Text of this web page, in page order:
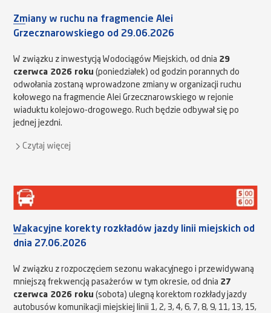
Zmiany w ruchu na fragmencie Alei
Grzecznarowskiego od 29.06.2026
W związku z inwestycją Wodociągów Miejskich, od dnia 29
czerwca 2026 roku (poniedziałek) od godzin porannych do
odwołania zostaną wprowadzone zmiany w organizacji ruchu
kołowego na fragmencie Alei Grzecznarowskiego w rejonie
wiaduktu kolejowo-drogowego. Ruch będzie odbywał się po
jednej jezdni.
Czytaj więcej
Wakacyjne korekty rozkładów jazdy linii miejskich od
dnia 27.06.2026
W związku z rozpoczęciem sezonu wakacyjnego i przewidywaną
mniejszą frekwencją pasażerów w tym okresie, od dnia 27
czerwca 2026 roku (sobota) ulegną korektom rozkłady jazdy
autobusów komunikacji miejskiej linii 1, 2, 3, 4, 6, 7, 8, 9, 11, 13, 15,